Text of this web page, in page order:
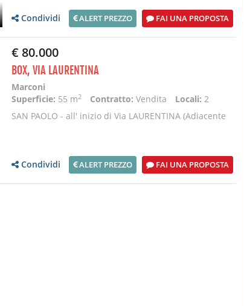
Condividi ALERT PREZZO FAI UNA PROPOSTA
€ 80.000
BOX, VIA LAURENTINA
Marconi
Superficie: 55 m2 Contratto: Vendita Locali: 2
SAN PAOLO - all' inizio di Via LAURENTINA (Adiacente
Condividi ALERT PREZZO FAI UNA PROPOSTA